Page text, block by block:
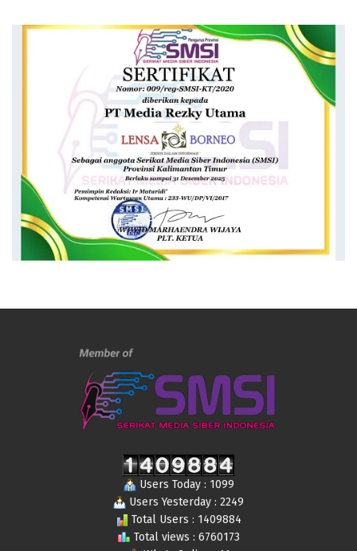
Users Today : 1099
Users Yesterday : 2249
Total Users : 1409884
Total views : 6760173